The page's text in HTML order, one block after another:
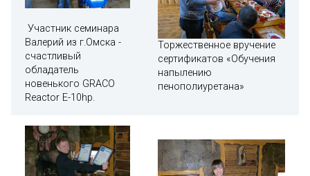
Участник семинара
Валерий из г.Омска -
счастливый
обладатель
новенького GRACO
Reactor E-10hp.
Торжественное вручение
сертификатов «Обучения
напылению
пенополиуретана»